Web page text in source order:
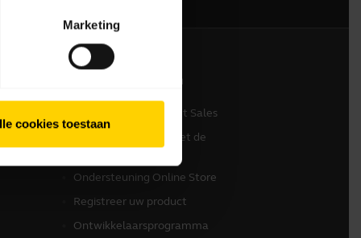
Marketing
cookies toestaan
Contact opnemen
Neem contact op met Sales
Contact opnemen met de
Ondersteuning Online Store
Registreer uw product
Ontwikkelaarsprogramma